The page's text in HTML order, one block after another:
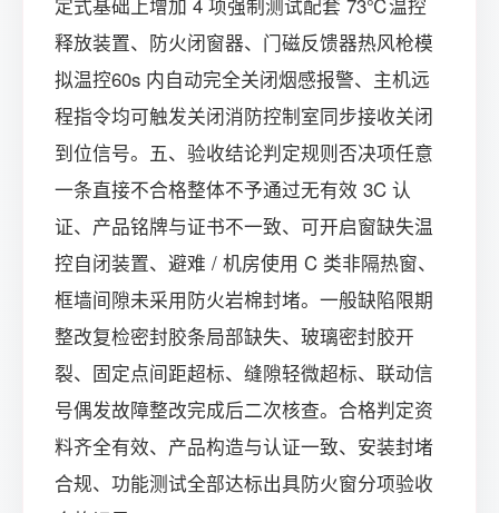
定式基础上增加 4 项强制测试配套 73℃温控
释放装置、防火闭窗器、门磁反馈器热风枪模
拟温控60s 内自动完全关闭烟感报警、主机远
程指令均可触发关闭消防控制室同步接收关闭
到位信号。五、验收结论判定规则否决项任意
一条直接不合格整体不予通过无有效 3C 认
证、产品铭牌与证书不一致、可开启窗缺失温
控自闭装置、避难 / 机房使用 C 类非隔热窗、
框墙间隙未采用防火岩棉封堵。一般缺陷限期
整改复检密封胶条局部缺失、玻璃密封胶开
裂、固定点间距超标、缝隙轻微超标、联动信
号偶发故障整改完成后二次核查。合格判定资
料齐全有效、产品构造与认证一致、安装封堵
合规、功能测试全部达标出具防火窗分项验收